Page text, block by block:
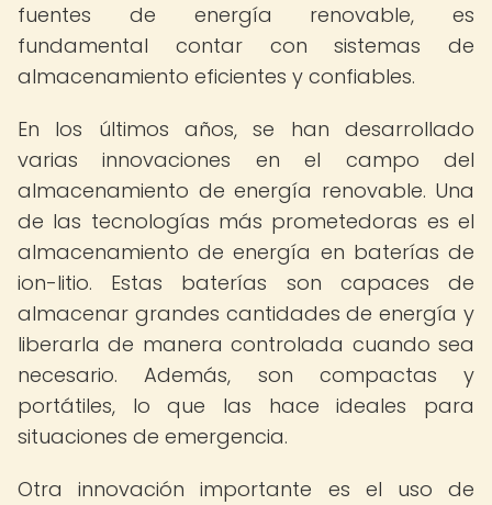
fuentes de energía renovable, es
fundamental contar con sistemas de
almacenamiento eficientes y confiables.
En los últimos años, se han desarrollado
varias innovaciones en el campo del
almacenamiento de energía renovable. Una
de las tecnologías más prometedoras es el
almacenamiento de energía en baterías de
ion-litio. Estas baterías son capaces de
almacenar grandes cantidades de energía y
liberarla de manera controlada cuando sea
necesario. Además, son compactas y
portátiles, lo que las hace ideales para
situaciones de emergencia.
Otra innovación importante es el uso de